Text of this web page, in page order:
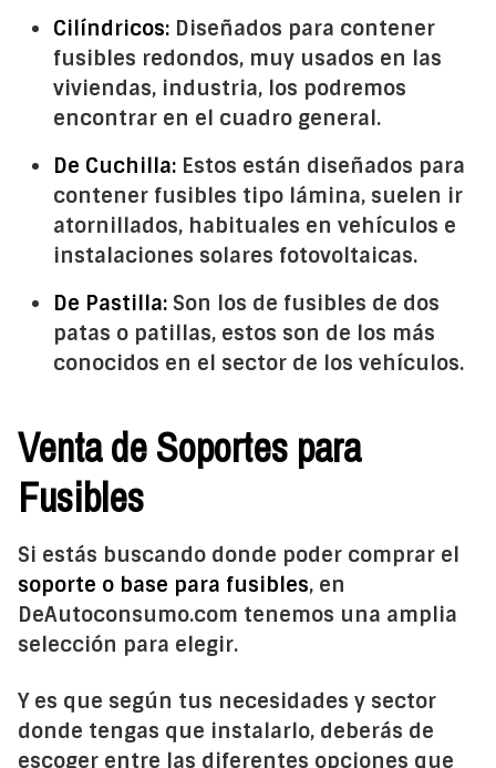
Cilíndricos: Diseñados para contener
fusibles redondos, muy usados en las
viviendas, industria, los podremos
encontrar en el cuadro general.
De Cuchilla: Estos están diseñados para
contener fusibles tipo lámina, suelen ir
atornillados, habituales en vehículos e
instalaciones solares fotovoltaicas.
De Pastilla: Son los de fusibles de dos
patas o patillas, estos son de los más
conocidos en el sector de los vehículos.
Venta de Soportes para
Fusibles
Si estás buscando donde poder comprar el
soporte o base para fusibles, en
DeAutoconsumo.com tenemos una amplia
selección para elegir.
Y es que según tus necesidades y sector
donde tengas que instalarlo, deberás de
escoger entre las diferentes opciones que